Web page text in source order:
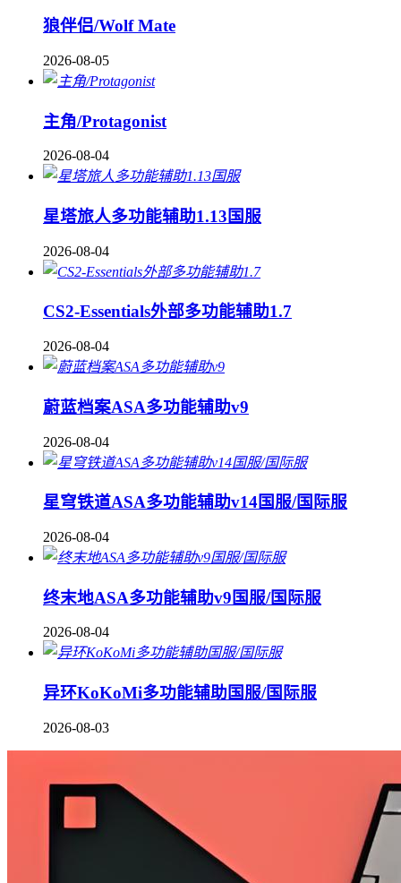
狼伴侣/Wolf Mate
2026-08-05
主角/Protagonist
2026-08-04
星塔旅人多功能辅助1.13国服
2026-08-04
CS2-Essentials外部多功能辅助1.7
2026-08-04
蔚蓝档案ASA多功能辅助v9
2026-08-04
星穹铁道ASA多功能辅助v14国服/国际服
2026-08-04
终末地ASA多功能辅助v9国服/国际服
2026-08-04
异环KoKoMi多功能辅助国服/国际服
2026-08-03